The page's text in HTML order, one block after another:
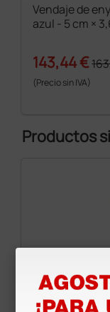
Vendaje de
azul - 5 cm ×
143,44 €
(Precio sin IVA)
Productos